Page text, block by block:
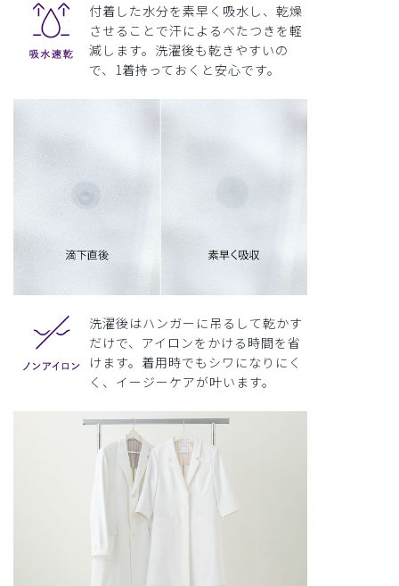
付着した水分を素早く吸水し、乾燥
させることで汗によるべたつきを軽
減します。洗濯後も乾きやすいの
で、1着持っておくと安心です。
洗濯後はハンガーに吊るして乾かす
だけで、アイロンをかける時間を省
けます。着用時でもシワになりにく
く、イージーケアが叶います。